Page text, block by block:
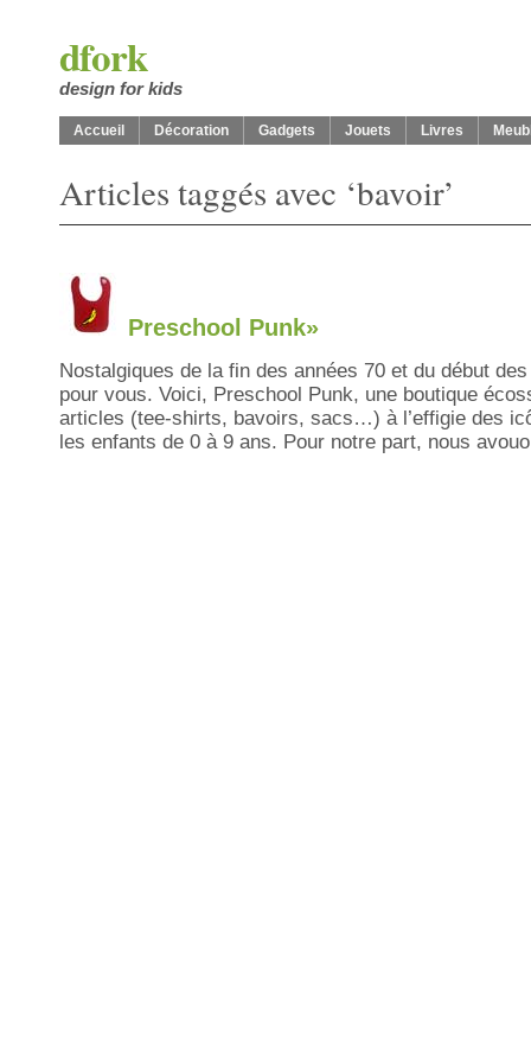
dfork
design for kids
Accueil Décoration Gadgets Jouets Livres
Articles taggés avec ‘bavoir’
Preschool Punk»
Nostalgiques de la fin des années 70 et du début
pour vous. Voici, Preschool Punk, une boutique
articles (tee-shirts, bavoirs, sacs…) à l’effigie des
les enfants de 0 à 9 ans. Pour notre part, nous